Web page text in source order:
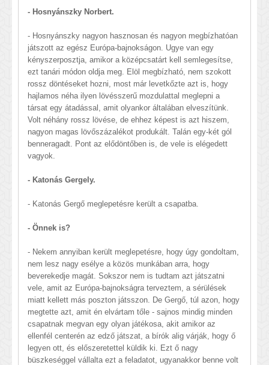
- Hosnyánszky Norbert.
- Hosnyánszky nagyon hasznosan és nagyon megbízhatóan
játszott az egész Európa-bajnokságon. Ugye van egy
kényszerposztja, amikor a középcsatárt kell semlegesítse,
ezt tanári módon oldja meg. Elöl megbízható, nem szokott
rossz döntéseket hozni, most már levetkőzte azt is, hogy
hajlamos néha ilyen lövésszerű mozdulattal meglepni a
társat egy átadással, amit olyankor általában elveszítünk.
Volt néhány rossz lövése, de ehhez képest is azt hiszem,
nagyon magas lövőszázalékot produkált. Talán egy-két gól
benneragadt. Pont az elődöntőben is, de vele is elégedett
vagyok.
- Katonás Gergely.
- Katonás Gergő meglepetésre került a csapatba.
- Önnek is?
- Nekem annyiban került meglepetésre, hogy úgy gondoltam,
nem lesz nagy esélye a közös munkában arra, hogy
beverekedje magát. Sokszor nem is tudtam azt játszatni
vele, amit az Európa-bajnokságra terveztem, a sérülések
miatt kellett más poszton játsszon. De Gergő, túl azon, hogy
megtette azt, amit én elvártam tőle - sajnos mindig minden
csapatnak megvan egy olyan játékosa, akit amikor az
ellenfél centerén az edző játszat, a bírók alig várják, hogy ő
legyen ott, és előszeretettel küldik ki. Ezt ő nagy
büszkeséggel vállalta ezt a feladatot, ugyanakkor benne volt